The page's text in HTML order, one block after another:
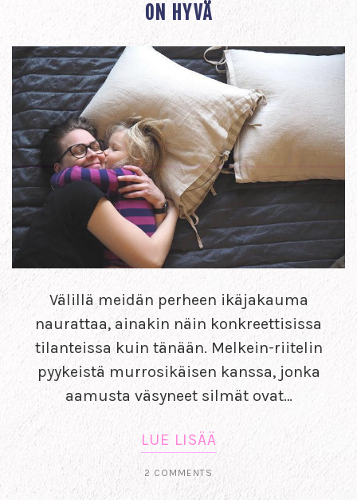
ON HYVÄ
Välillä meidän perheen ikäjakauma
naurattaa, ainakin näin konkreettisissa
tilanteissa kuin tänään. Melkein-riitelin
pyykeistä murrosikäisen kanssa, jonka
aamusta väsyneet silmät ovat…
LUE LISÄÄ
2 COMMENTS